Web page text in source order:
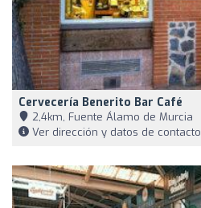
Cervecería Benerito Bar Café
2,4km, Fuente Álamo de Murcia
Ver dirección y datos de contacto